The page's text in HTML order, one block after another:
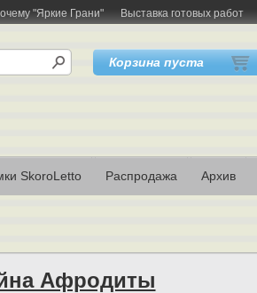
"Яркие Грани"
Выставка готовых работ
Корзина пуста
SkoroLetto Распродажа Архив
Афродиты